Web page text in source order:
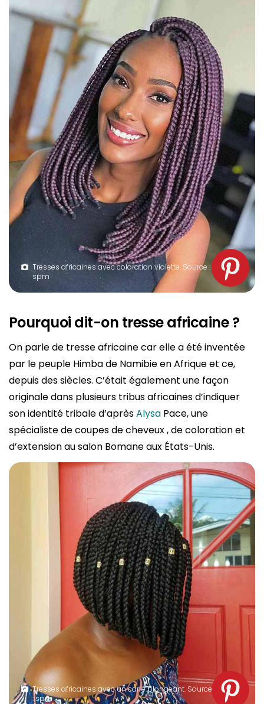
Tresses africaines avec coloration violette. Source :
spm
Pourquoi dit-on tresse africaine ?
On parle de tresse africaine car elle a été inventée
par le peuple Himba de Namibie en Afrique et ce,
depuis des siècles. C’était également une façon
originale dans plusieurs tribus africaines d’indiquer
son identité tribale d’aprèsAlysa Pace, une
spécialiste de coupes de cheveux , de coloration et
d’extension au salon Bomane aux États-Unis.
Tresses africaines avec un carré plongeant. Source
: spm